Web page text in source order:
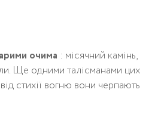
очима : місячний камінь,
Ще одними талісманами цих
стихії вогню вони черпають